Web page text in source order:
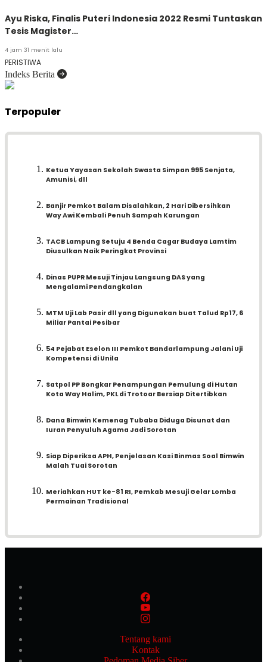
Ayu Riska, Finalis Puteri Indonesia 2022 Resmi Tuntaskan
Tesis Magister…
4 jam 31 menit lalu
PERISTIWA
Indeks Berita
Terpopuler
Ketua Yayasan Sekolah Swasta Simpan 995 Senjata,
Amunisi, dll
Banjir Pemkot Balam Disalahkan, 2 Hari Dibersihkan
Way Awi Kembali Penuh Sampah Karungan
TACB Lampung Setuju 4 Benda Cagar Budaya Lamtim
Diusulkan Naik Peringkat Provinsi
Dinas PUPR Mesuji Tinjau Langsung DAS yang
Mengalami Pendangkalan
MTM Uji Lab Pasir dll yang Digunakan buat Talud Rp17, 6
Miliar Pantai Pesibar
54 Pejabat Eselon III Pemkot Bandarlampung Jalani Uji
Kompetensi di Unila
Satpol PP Bongkar Penampungan Pemulung di Hutan
Kota Way Halim, PKL di Trotoar Bersiap Ditertibkan
Dana Bimwin Kemenag Tubaba Diduga Disunat dan
Iuran Penyuluh Agama Jadi Sorotan
Siap Diperiksa APH, Penjelasan Kasi Binmas Soal Bimwin
Malah Tuai Sorotan
Meriahkan HUT ke-81 RI, Pemkab Mesuji Gelar Lomba
Permainan Tradisional
Tentang kami
Kontak